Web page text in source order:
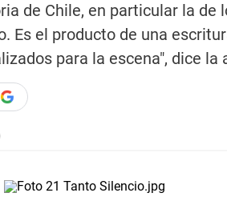
de Chile, en particular la
Es el producto de una
para la escena", dice la